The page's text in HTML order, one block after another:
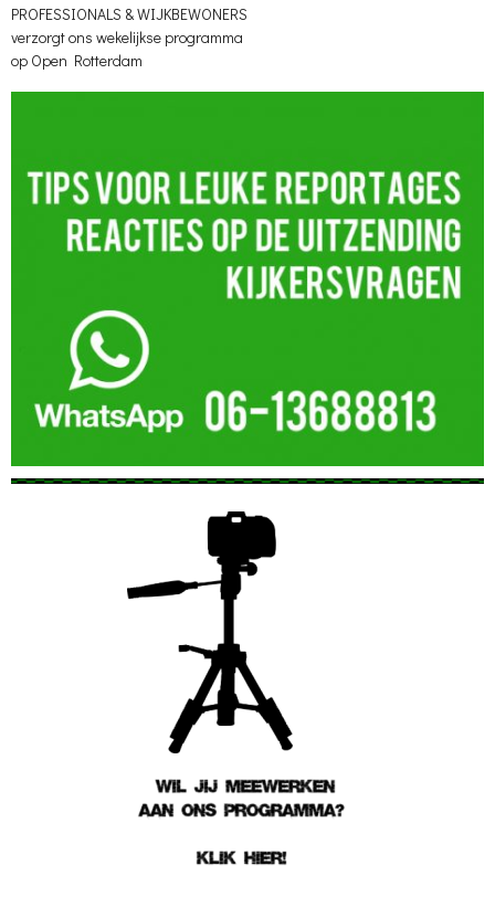
PROFESSIONALS & WIJKBEWONERS
verzorgt ons wekelijkse programma
op Open Rotterdam